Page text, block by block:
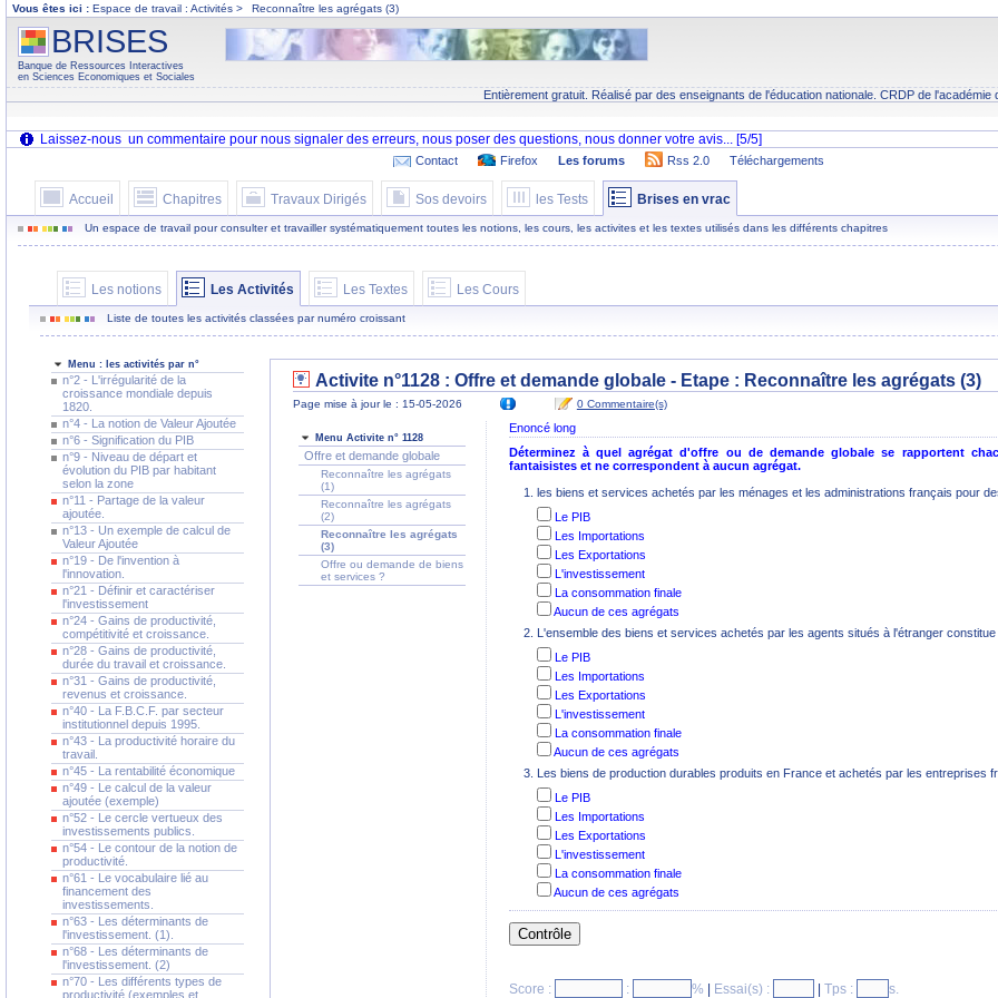
Vous êtes ici : Espace de travail : Activités > Reconnaître les agrégats (3)
BRISES
Banque de Ressources Interactives
en Sciences Economiques et Sociales
Entièrement gratuit. Réalisé par des enseignants de l'éducation nationale. CRDP de l'académie
Contact Firefox Les forums Rss 2.0 Téléchargements
Accueil Chapitres Travaux Dirigés Sos devoirs les Tests Brises en vrac
Un espace de travail pour consulter et travailler systématiquement toutes les notions, les cours, les activites et les textes utilisés dans les différents chapitres
Les notions Les Activités Les Textes Les Cours
Liste de toutes les activités classées par numéro croissant
Menu : les activités par n°
n°2 - L'irrégularité de la
croissance mondiale depuis
1820.
n°4 - La notion de Valeur Ajoutée
n°6 - Signification du PIB
n°9 - Niveau de départ et
évolution du PIB par habitant
selon la zone
n°11 - Partage de la valeur
ajoutée.
n°13 - Un exemple de calcul de
Valeur Ajoutée
n°19 - De l'invention à
l'innovation.
n°21 - Définir et caractériser
l'investissement
n°24 - Gains de productivité,
compétitivité et croissance.
n°28 - Gains de productivité,
durée du travail et croissance.
n°31 - Gains de productivité,
revenus et croissance.
n°40 - La F.B.C.F. par secteur
institutionnel depuis 1995.
n°43 - La productivité horaire du
travail.
n°45 - La rentabilité économique
n°49 - Le calcul de la valeur
ajoutée (exemple)
n°52 - Le cercle vertueux des
investissements publics.
n°54 - Le contour de la notion de
productivité.
n°61 - Le vocabulaire lié au
financement des
investissements.
n°63 - Les déterminants de
l'investissement. (1).
n°68 - Les déterminants de
l'investissement. (2)
n°70 - Les différents types de
productivité (exemples et
Activite n°1128 : Offre et demande globale - Etape : Reconnaître les agrégats (3)
Page mise à jour le : 15-05-2026 0 Commentaire(s)
Menu Activite n° 1128
Offre et demande globale
Reconnaître les agrégats
(1)
Reconnaître les agrégats
(2)
Reconnaître les agrégats
(3)
Offre ou demande de biens
et services ?
Enoncé long
Déterminez à quel agrégat d'offre ou de demande globale se rapportent
fantaisistes et ne correspondent à aucun agrégat.
les biens et services achetés par les ménages et les administrations français pour
Le PIB
Les Importations
Les Exportations
L'investissement
La consommation finale
Aucun de ces agrégats
L'ensemble des biens et services achetés par les agents situés à l'étranger
Le PIB
Les Importations
Les Exportations
L'investissement
La consommation finale
Aucun de ces agrégats
Les biens de production durables produits en France et achetés par les entreprises
Le PIB
Les Importations
Les Exportations
L'investissement
La consommation finale
Aucun de ces agrégats
Score : : % Essai(s) : Tps : s.